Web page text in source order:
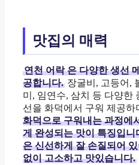
맛집의 매력
연천 어락 은 다양한 생선
공합니다. 장굴비, 고등어,
미, 임연수, 삼치 등 다양한
선을 화덕에서 구워 제공하
화덕으로 구워내는 과정에
게 완성되는 맛이 특징입니
은 신선하게 잘 손질되어
없이 고소하고 맛있습니다.